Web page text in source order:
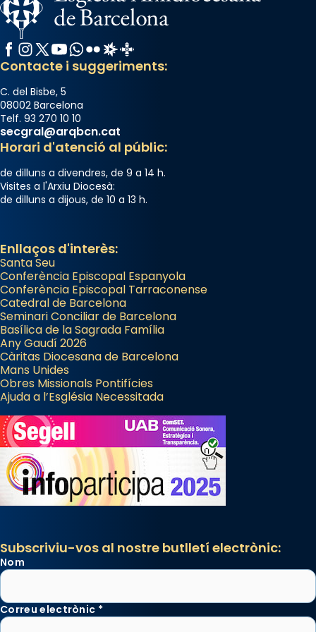
Facebook
Instagram
X / Twitter
YouTube
WhatsApp
FlickrRadio Estel
Catalunya Cristiana
Contacte i suggeriments:
C. del Bisbe, 5
08002 Barcelona
Telf. 93 270 10 10
secgral@arqbcn.cat
Horari d'atenció al públic:
de dilluns a divendres, de 9 a 14 h.
Visites a l'Arxiu Diocesà:
de dilluns a dijous, de 10 a 13 h.
Enllaços d'interès:
Santa Seu
Conferència Episcopal Espanyola
Conferència Episcopal Tarraconense
Catedral de Barcelona
Seminari Conciliar de Barcelona
Basílica de la Sagrada Família
Any Gaudí 2026
Càritas Diocesana de Barcelona
Mans Unides
Obres Missionals Pontifícies
Ajuda a l’Església Necessitada
Subscriviu-vos al nostre butlletí electrònic:
Nom
Correu electrònic *